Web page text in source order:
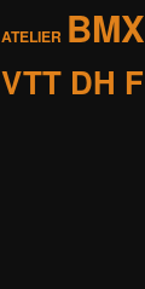
ATELIER BMX
VTT DH